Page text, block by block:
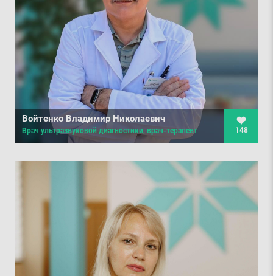
148
Войтенко Владимир Николаевич
Врач ультразвуковой диагностики, врач-терапевт